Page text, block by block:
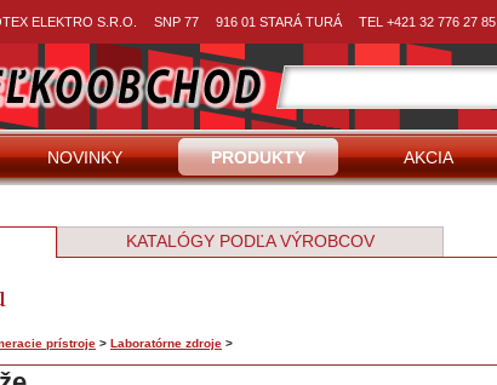
ELEKTRO S.R.O. SNP 77 916 01 STARÁ TURÁ TEL +421 32 776 27 85
NOVINKY PRODUKTY AKCIA
KATALÓGY PODĽA VÝROBCOV
prístroje > Laboratórne zdroje >